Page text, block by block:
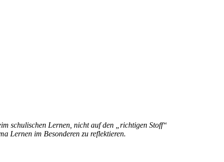
schulischen Lernen, nicht auf den „richtigen Stoff“
Lernen im Besonderen zu reflektieren.